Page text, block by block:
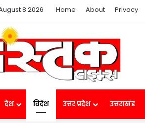
8 2026 Home About Privacy
देश विदेश उत्तर प्रदेश उत्तराखंड